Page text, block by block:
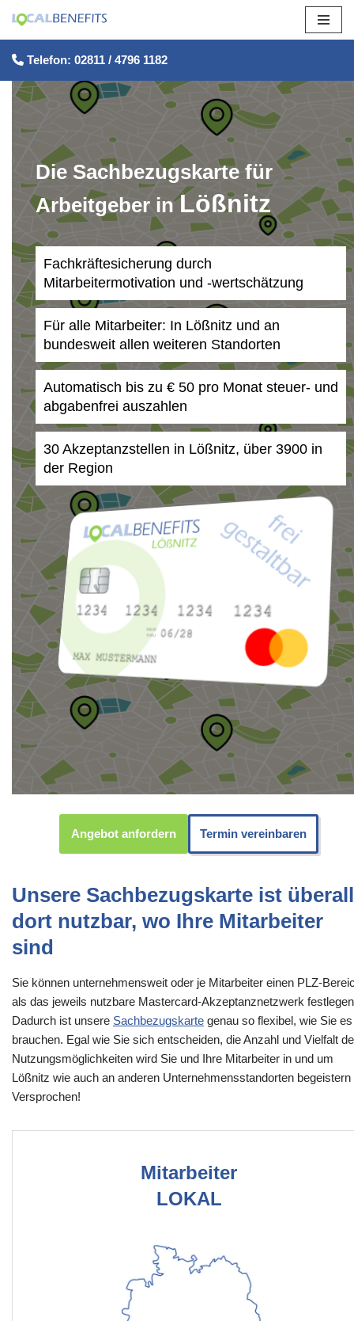
Zum
Inhalt
springen
Telefon: 02811 / 4796 1182
Die Sachbezugskarte für
Arbeitgeber inLößnitz
Fachkräftesicherung durch
Mitarbeitermotivation und -wertschätzung
Für alle Mitarbeiter: In Lößnitz und an
bundesweit allen weiteren Standorten
Automatisch bis zu € 50 pro Monat steuer- und
abgabenfrei auszahlen
30 Akzeptanzstellen in Lößnitz, über 3900 in
der Region
Angebot anfordern Termin vereinbaren
Unsere Sachbezugskarte ist überall
dort nutzbar, wo Ihre Mitarbeiter
sind
Sie können unternehmensweit oder je Mitarbeiter einen PLZ-
als das jeweils nutzbare Mastercard-Akzeptanznetzwerk
Dadurch ist unsere Sachbezugskarte genau so flexibel, wie Sie es
brauchen. Egal wie Sie sich entscheiden, die Anzahl und Vielfalt
Nutzungsmöglichkeiten wird Sie und Ihre Mitarbeiter in und um
Lößnitz wie auch an anderen Unternehmensstandorten begeistern
Versprochen!
Mitarbeiter
LOKAL